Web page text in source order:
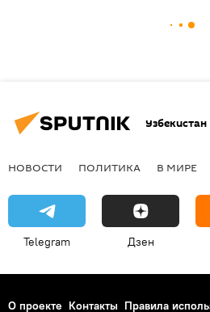
Узбекистан
НОВОСТИ ПОЛИТИКА В МИРЕ
Telegram Дзен
О проекте Контакты Правила